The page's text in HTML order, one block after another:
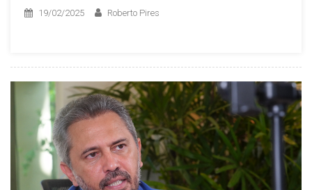
19/02/2025 Roberto Pires